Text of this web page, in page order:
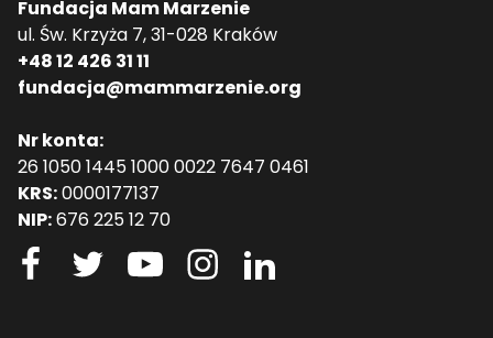
Fundacja Mam Marzenie
ul. Św. Krzyża 7, 31-028 Kraków
+48 12 426 31 11
fundacja@mammarzenie.org
Nr konta:
26 1050 1445 1000 0022 7647 0461
KRS:0000177137
NIP:676 225 12 70